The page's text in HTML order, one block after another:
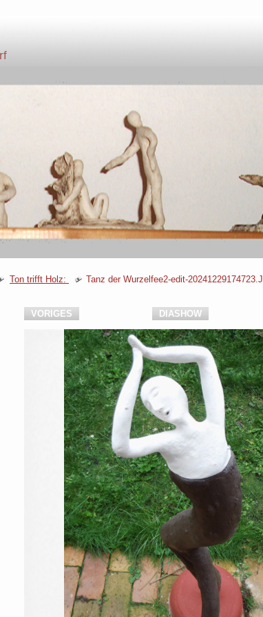
Ton trifft Holz: Tanz der Wurzelfee2-edit-
VORIGES DIASHOW